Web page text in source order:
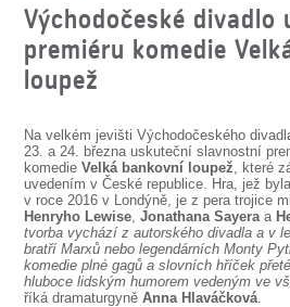
KONTAKTY
O DIVADLE
SOUBOR
DÁLE
Východočeské divadlo
premiéru komedie
loupež
Na velkém jevišti Východočeského
23. a 24. března uskuteční slavnostní
komedieVelká bankovní loupež, které
uvedením v České republice. Hra, jež
v roce 2016 v Londýně, je z pera trojice
Henryho Lewise,Jonathana Sayeraa
tvorba vychází z autorského divadla a v
bratří Marxů nebo legendárních Monty
komedie plné gagů a slovních hříček
hluboce lidským humorem vedeným ve
říká dramaturgyněAnna Hlaváčková.